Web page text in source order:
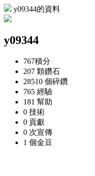
y09344的資料
y09344
767積分
207 顆鑽石
28510 個碎鑽
765 經驗
181 幫助
0 技術
0 貢獻
0 次宣傳
1 個金豆